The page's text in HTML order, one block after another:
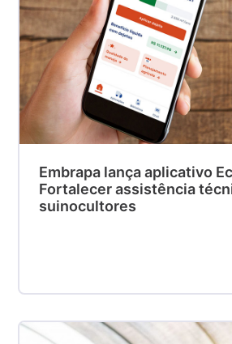
Embrapa lança aplicativo
Fortalecer assistência
suinocultores